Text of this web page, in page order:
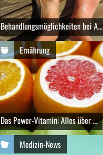
Behandlungsmöglichkeiten bei A...
Ernährung
Das Power-Vitamin: Alles über ...
Medizin-News